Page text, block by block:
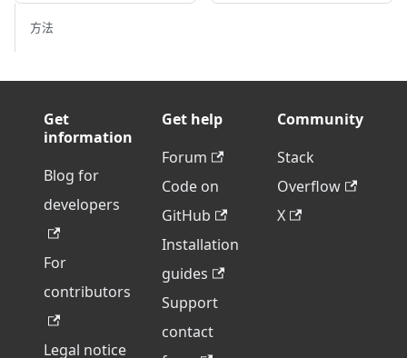
方法
Get
information
Blog for
developers
For
contributors
Legal notice
Get help
Forum
Code on
GitHub
Installation
guides
Support
contact
Community
Stack
Overflow
X